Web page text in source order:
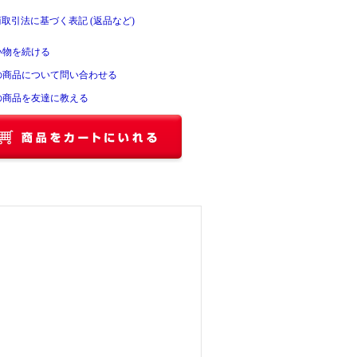
引法に基づく表記 (返品など)
物を続ける
商品について問い合わせる
商品を友達に教える